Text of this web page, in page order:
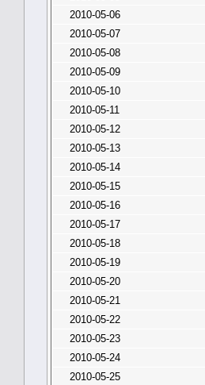
2010-05-06
2010-05-07
2010-05-08
2010-05-09
2010-05-10
2010-05-11
2010-05-12
2010-05-13
2010-05-14
2010-05-15
2010-05-16
2010-05-17
2010-05-18
2010-05-19
2010-05-20
2010-05-21
2010-05-22
2010-05-23
2010-05-24
2010-05-25